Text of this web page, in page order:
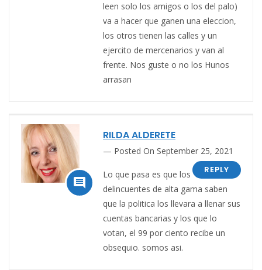
leen solo los amigos o los del palo)
va a hacer que ganen una eleccion,
los otros tienen las calles y un
ejercito de mercenarios y van al
frente. Nos guste o no los Hunos
arrasan

RILDA ALDERETE
Posted On September 25, 2021
REPLY
Lo que pasa es que los
delincuentes de alta gama saben
que la politica los llevara a llenar sus
cuentas bancarias y los que lo
votan, el 99 por ciento recibe un
obsequio. somos asi.